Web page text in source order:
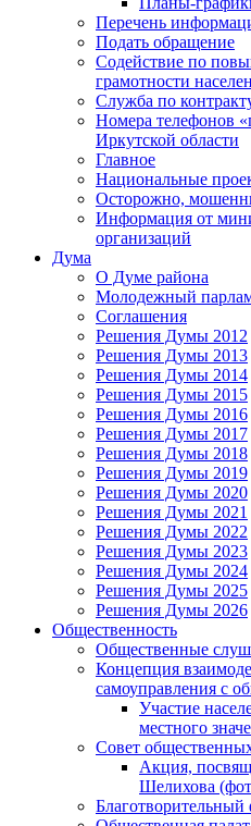
Перечень
Подать обращение
Содействие по
грамотности
Служба по
Номера телефонов
Иркутской области
Главное
Национальные
Осторожно,
Информация от
организаций
Дума
О Думе района
Молодежный
Соглашения
Решения Думы 2012
Решения Думы 2013
Решения Думы 2014
Решения Думы 2015
Решения Думы 2016
Решения Думы 2017
Решения Думы 2018
Решения Думы 2019
Решения Думы 2020
Решения Думы 2021
Решения Думы 2022
Решения Думы 2023
Решения Думы 2024
Решения Думы 2025
Решения Думы 2026
Общественность
Общественные
Концепция
самоуправления с
Участие
местного
Совет
Акция,
Шелихова